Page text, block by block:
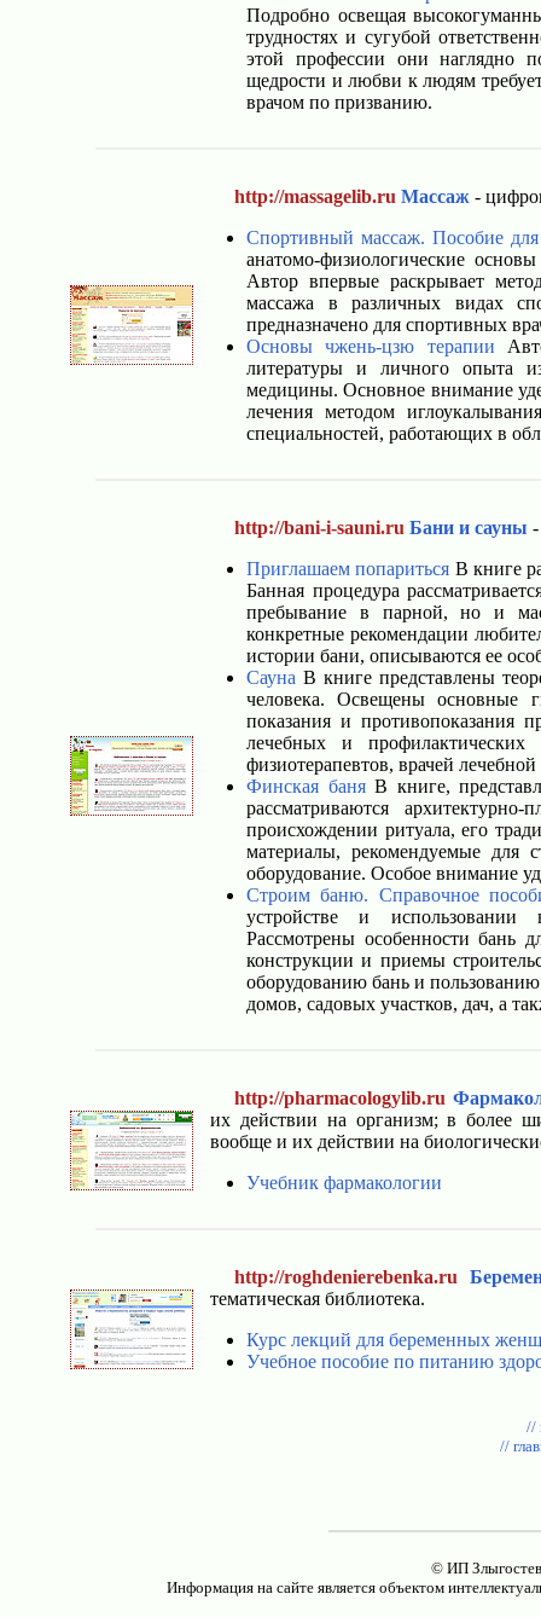
Подробно освещая
трудностях и сугубой
этой профессии они наглядно
щедрости и любви к людям
врачом по призванию.
http://massagelib.ru Массаж -
Спортивный массаж. Пособие
анатомо-физиологические
Автор впервые раскрывает
массажа в различных видах
предназначено для спортивных
Основы чжень-цзю терапии
литературы и личного опыта
медицины. Основное внимание
лечения методом
специальностей, работающих в
http://bani-i-sauni.ru Бани и сауны
Приглашаем попариться В книге
Банная процедура
пребывание в парной, но и
конкретные рекомендации
истории бани, описываются ее
Сауна В книге представлены
человека. Освещены основные
показания и противопоказания
лечебных и
физиотерапевтов, врачей
Финская баняВ книге,
рассматриваются
происхождении ритуала, его
материалы, рекомендуемые для
оборудование. Особое внимание
Строим баню. Справочное
устройстве и использовании
Рассмотрены особенности бань
конструкции и приемы
оборудованию бань и
домов, садовых участков, дач, а
http://pharmacologylib.ru
их действии на организм; в более
вообще и их действии на
Учебник фармакологии
http://roghdenierebenka.ru
тематическая библиотека.
Курс лекций для беременных
Учебное пособие по питанию
//
//
© ИП
Информация на сайте является объектом